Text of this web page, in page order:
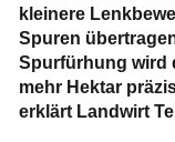
kleinere
Spuren
Spurfürhung wird
mehr Hektar
erklärt Landwirt